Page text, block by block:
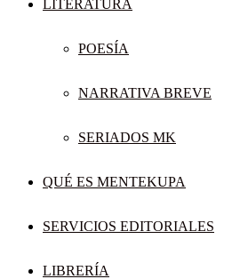
LITERATURA
POESÍA
NARRATIVA BREVE
SERIADOS MK
QUÉ ES MENTEKUPA
SERVICIOS EDITORIALES
LIBRERÍA